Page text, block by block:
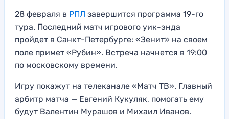
28 февраля в РПЛ завершится программа 19-го
тура. Последний матч игрового уик-энда
пройдет в Санкт-Петербурге: «Зенит» на своем
поле примет «Рубин». Встреча начнется в 19:00
по московскому времени.
Игру покажут на телеканале «Матч ТВ». Главный
арбитр матча — Евгений Кукуляк, помогать ему
будут Валентин Мурашов и Михаил Иванов.